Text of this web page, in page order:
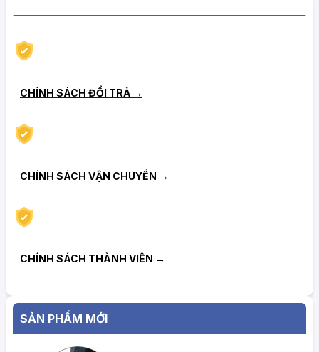
CHÍNH SÁCH ĐỔI TRẢ →
CHÍNH SÁCH VẬN CHUYỂN →
CHÍNH SÁCH THÀNH VIÊN →
SẢN PHẨM MỚI